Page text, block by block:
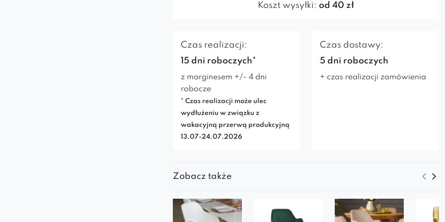
Koszt wysyłki: od 40 zł
Czas realizacji:
15 dni roboczych*
z marginesem +/- 4 dni
robocze
* Czas realizacji może ulec
wydłużeniu w związku z
wakacyjną przerwą produkcyjną
13.07-24.07.2026
Czas dostawy:
5 dni roboczych
+ czas realizacji zamówienia
Zobacz także